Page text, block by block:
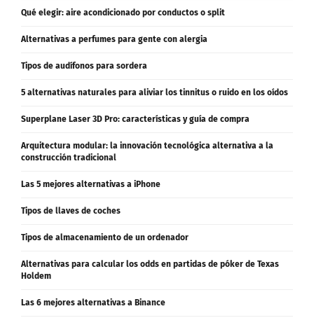
Qué elegir: aire acondicionado por conductos o split
Alternativas a perfumes para gente con alergia
Tipos de audífonos para sordera
5 alternativas naturales para aliviar los tinnitus o ruido en los oídos
Superplane Laser 3D Pro: características y guía de compra
Arquitectura modular: la innovación tecnológica alternativa a la
construcción tradicional
Las 5 mejores alternativas a iPhone
Tipos de llaves de coches
Tipos de almacenamiento de un ordenador
Alternativas para calcular los odds en partidas de póker de Texas
Holdem
Las 6 mejores alternativas a Binance